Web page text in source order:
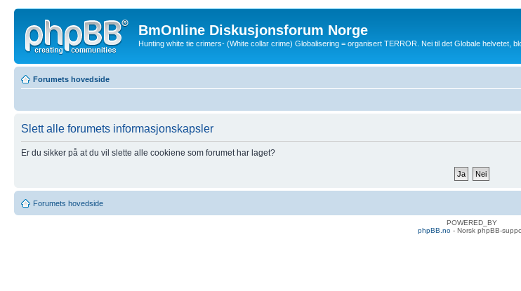
BmOnline Diskusjonsforum Norge
Hunting white tie crimers- (White collar crime) Globalisering = organisert TERROR. Nei til det Globale helvetet,
Forumets hovedside
Slett alle forumets informasjonskapsler
Er du sikker på at du vil slette alle cookiene som forumet har laget?
Forumets hovedside
POWERED_BY
phpBB.no- Norsk phpBB-